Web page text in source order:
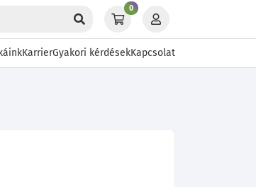
0
KarrierGyakori kérdésekKapcsolat